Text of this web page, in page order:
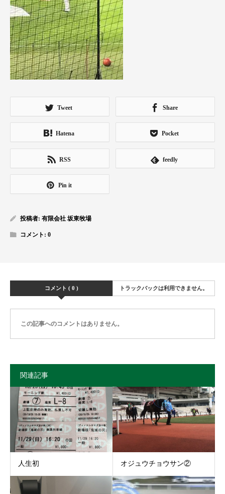
Tweet Share
Hatena Pocket
RSS feedly
Pin it
投稿者: 有限会社 坂東牧場
コメント: 0
コメント ( 0 ) トラックバックは利用できません。
この記事へのコメントはありません。
関連記事
人生初 オジュウチョウサン②